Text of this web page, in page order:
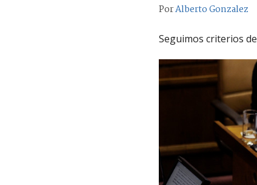
PorAlberto Gonzalez
Seguimos criterios de